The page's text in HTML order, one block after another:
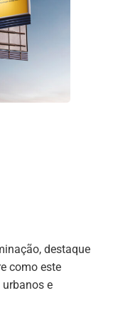
destaque
como este
e